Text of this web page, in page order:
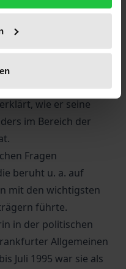
Ära
hinaus trägt das
neuen Staat bei,
der Vereinigten
wie er seine
im Bereich der
Fragen
beruht u. a. auf
mit den wichtigsten
führte.
in der politischen
Allgemeinen
Juli 1995 war sie als